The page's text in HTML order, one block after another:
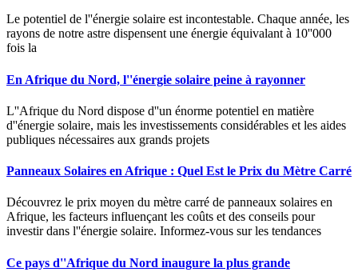
Le potentiel de l''énergie solaire est incontestable. Chaque année, les
rayons de notre astre dispensent une énergie équivalant à 10''000
fois la
En Afrique du Nord, l''énergie solaire peine à rayonner
L''Afrique du Nord dispose d''un énorme potentiel en matière
d''énergie solaire, mais les investissements considérables et les aides
publiques nécessaires aux grands projets
Panneaux Solaires en Afrique : Quel Est le Prix du Mètre Carré
Découvrez le prix moyen du mètre carré de panneaux solaires en
Afrique, les facteurs influençant les coûts et des conseils pour
investir dans l''énergie solaire. Informez-vous sur les tendances
Ce pays d''Afrique du Nord inaugure la plus grande